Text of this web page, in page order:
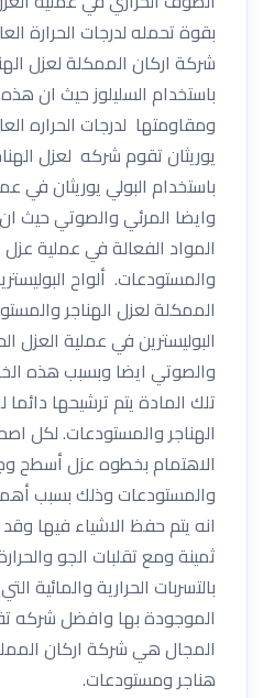
بقوة تحمله لدرجات الحرارة
شركة اركان الممكلة لعزل
باستخدام السليلوز حيث ان
ومقاومتها لدرجات الحراره
يوريثان تقوم شركه لعزل
باستخدام البولي يوريثان في
وايضا المرئي والصوتي حيث
المواد الفعالة في عملية
والمستودعات. ألواح
الممكلة لعزل الهناجر
البوليسترين في عملية العزل
والصوتي ايضا وبسبب هذه
تلك المادة يتم ترشيحها
الهناجر والمستودعات. لكل
الاهتمام بخطوه عزل أسطح
والمستودعات وذلك بسبب
انه يتم حفظ الاشياء فيها
ثمينة ومع تقلبات الجو
بالتسربات الحرارية والمائية
الموجودة بها وافضل شركه
المجال هي شركة اركان
هناجر ومستودعات.